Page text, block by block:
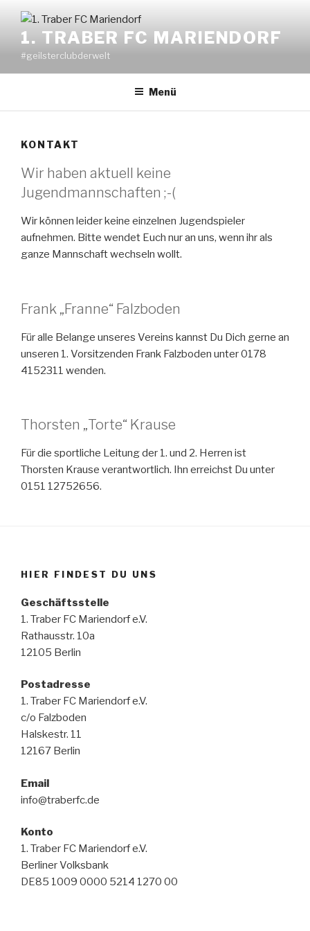
Inhalt
springen1. TRABER FC MARIENDORF
#geilsterclubderwelt
Menü
KONTAKT
Wir haben aktuell keine
Jugendmannschaften ;-(
Wir können leider keine einzelnen Jugendspieler
aufnehmen. Bitte wendet Euch nur an uns, wenn ihr als
ganze Mannschaft wechseln wollt.
Frank „Franne“ Falzboden
Für alle Belange unseres Vereins kannst Du Dich gerne an
unseren 1. Vorsitzenden Frank Falzboden unter 0178
4152311 wenden.
Thorsten „Torte“ Krause
Für die sportliche Leitung der 1. und 2. Herren ist
Thorsten Krause verantwortlich. Ihn erreichst Du unter
0151 12752656.
HIER FINDEST DU UNS
Geschäftsstelle
1. Traber FC Mariendorf e.V.
Rathausstr. 10a
12105 Berlin
Postadresse
1. Traber FC Mariendorf e.V.
c/o Falzboden
Halskestr. 11
12167 Berlin
Email
info@traberfc.de
Konto
1. Traber FC Mariendorf e.V.
Berliner Volksbank
DE85 1009 0000 5214 1270 00